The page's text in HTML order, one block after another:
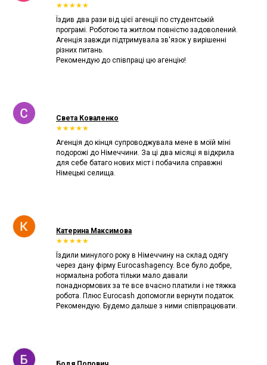
★★★★★
Їздив два рази від цієї агенції по студентській
програмі. Роботою та житлом повністю задоволений.
Агенція завжди підтримувала зв'язок у вирішенні
різних питань.
Рекомендую до співпраці цю агенцію!
Света Коваленко
★★★★★
Агенція до кінця супроводжувала мене в моїй міні
подорожі до Німеччини. За ці два місяці я відкрила
для себе батаго нових міст і побачила справжні
Німецькі селища.
Катерина Максимова
★★★★★
Їздили минулого року в Німеччину на склад одягу
через дану фірму Eurocashagency. Все було добре,
нормальна робота тільки мало давали
понаднормових за те все вчасно платили і не тяжка
робота. Плюс Eurocash допомогли вернути податок.
Рекомендую. Будемо дальше з ними співпрацювати.